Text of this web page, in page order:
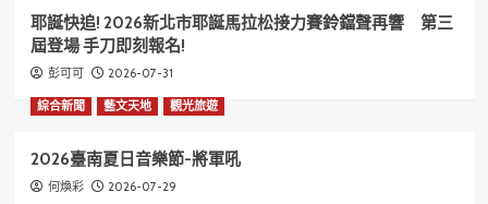
耶誕快追! 2026新北市耶誕馬拉松接力賽鈴鐺聲再響 第三
屆登場 手刀即刻報名!
彭可可 2026-07-31
綜合新聞 藝文天地 觀光旅遊
2026臺南夏日音樂節-將軍吼
何煥彩 2026-07-29